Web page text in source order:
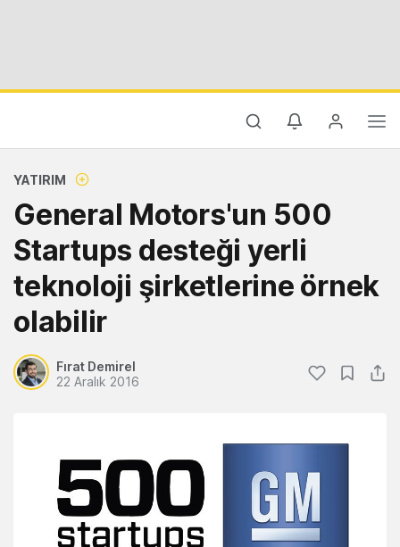
YATIRIM
General Motors'un 500
Startups desteği yerli
teknoloji şirketlerine örnek
olabilir
Fırat Demirel
22 Aralık 2016